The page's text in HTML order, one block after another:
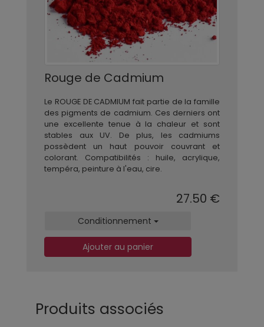
Rouge de Cadmium
Le ROUGE DE CADMIUM fait partie de la famille
des pigments de cadmium. Ces derniers ont
une excellente tenue à la chaleur et sont
stables aux UV. De plus, les cadmiums
possèdent un haut pouvoir couvrant et
colorant. Compatibilités : huile, acrylique,
tempéra, peinture à l'eau, cire.
27.50 €
Conditionnement
Ajouter au panier
Produits associés